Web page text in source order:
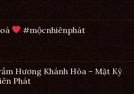
#mộcnhiênphát
Hương Khánh Hòa – Mặt Kỳ
Phát